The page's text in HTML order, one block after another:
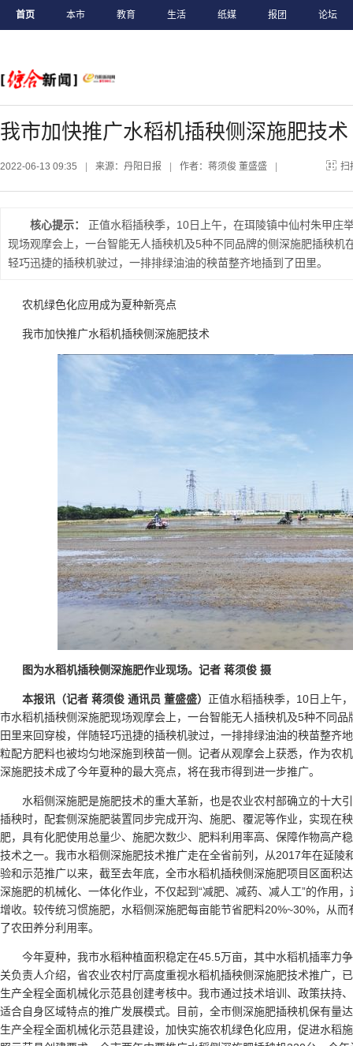
首页 本市 教育 生活 纸媒 报团 论坛
我市加快推广水稻机插秧侧深施肥技术
2022-06-13 09:35 来源：丹阳日报 作者：蒋须俊 董盛盛 扫
核心提示：
正值水稻插秧季，10日上午，在珥陵镇中仙村朱甲庄
现场观摩会上，一台智能无人插秧机及5种不同品牌的侧深施肥插秧机
轻巧迅捷的插秧机驶过，一排排绿油油的秧苗整齐地插到了田里。
农机绿色化应用成为夏种新亮点
我市加快推广水稻机插秧侧深施肥技术
图为水稻机插秧侧深施肥作业现场。记者 蒋须俊 摄
本报讯（记者 蒋须俊 通讯员 董盛盛） 正值水稻插秧季，10日上午
市水稻机插秧侧深施肥现场观摩会上，一台智能无人插秧机及5种不同
田里来回穿梭，伴随轻巧迅捷的插秧机驶过，一排排绿油油的秧苗整齐
粒配方肥料也被均匀地深施到秧苗一侧。记者从观摩会上获悉，作为农
深施肥技术成了今年夏种的最大亮点，将在我市得到进一步推广。
水稻侧深施肥是施肥技术的重大革新，也是农业农村部确立的十大
插秧时，配套侧深施肥装置同步完成开沟、施肥、覆泥等作业，实现在
肥，具有化肥使用总量少、施肥次数少、肥料利用率高、保障作物高产
技术之一。我市水稻侧深施肥技术推广走在全省前列，从2017年在延陵
验和示范推广以来，截至去年底，全市水稻机插秧侧深施肥项目区面积
深施肥的机械化、一体化作业，不仅起到“减肥、减药、减人工”的作用
增收。较传统习惯施肥，水稻侧深施肥每亩能节省肥料20%~30%，从
了农田养分利用率。
今年夏种，我市水稻种植面积稳定在45.5万亩，其中水稻机插率力
关负责人介绍，省农业农村厅高度重视水稻机插秧侧深施肥技术推广，
生产全程全面机械化示范县创建考核中。我市通过技术培训、政策扶持
适合自身区域特点的推广发展模式。目前，全市侧深施肥插秧机保有量
生产全程全面机械化示范县建设，加快实施农机绿色化应用，促进水稻